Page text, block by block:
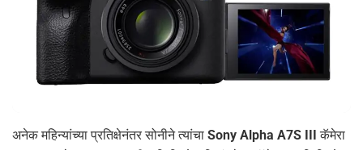
अनेक महिन्यांच्या प्रतिक्षेनंतर सोनीने त्यांचा Sony Alpha A7S IIIकॅमेरा